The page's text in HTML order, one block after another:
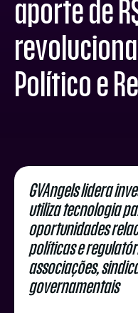
aporte de
Político e
GVAngels lidera
utiliza tecnologia
oportunidades
políticas e
associações,
governamentais